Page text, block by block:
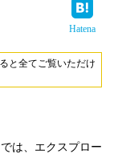
Hatena
と全てご覧いただけ
は、エクスプロー